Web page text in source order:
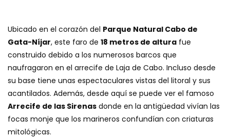
Ubicado en el corazón del Parque Natural Cabo de
Gata-Níjar, este faro de 18 metros de altura fue
construido debido a los numerosos barcos que
naufragaron en el arrecife de Laja de Cabo. Incluso desde
su base tiene unas espectaculares vistas del litoral y sus
acantilados. Además, desde aquí se puede ver el famoso
Arrecife de las Sirenas donde en la antigüedad vivían las
focas monje que los marineros confundían con criaturas
mitológicas.